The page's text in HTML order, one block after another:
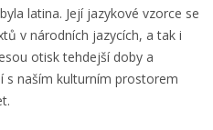
latina. Její jazykové vzorce se
v národních jazycích, a tak i
otisk tehdejší doby a
s naším kulturním prostorem